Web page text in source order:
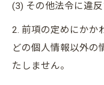
(3) その他法令に違
2. 前項の定めにかか
どの個人情報以外の
たしません。